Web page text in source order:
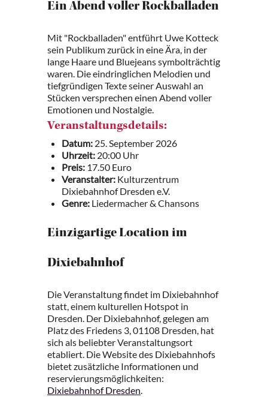
Ein Abend voller Rockballaden
Mit "Rockballaden" entführt Uwe Kotteck
sein Publikum zurück in eine Ära, in der
lange Haare und Bluejeans symbolträchtig
waren. Die eindringlichen Melodien und
tiefgründigen Texte seiner Auswahl an
Stücken versprechen einen Abend voller
Emotionen und Nostalgie.
Veranstaltungsdetails:
Datum: 25. September 2026
Uhrzeit: 20:00 Uhr
Preis: 17.50 Euro
Veranstalter: Kulturzentrum
Dixiebahnhof Dresden e.V.
Genre: Liedermacher & Chansons
Einzigartige Location im
Dixiebahnhof
Die Veranstaltung findet im Dixiebahnhof
statt, einem kulturellen Hotspot in
Dresden. Der Dixiebahnhof, gelegen am
Platz des Friedens 3, 01108 Dresden, hat
sich als beliebter Veranstaltungsort
etabliert. Die Website des Dixiebahnhofs
bietet zusätzliche Informationen und
reservierungsmöglichkeiten:
Dixiebahnhof Dresden.